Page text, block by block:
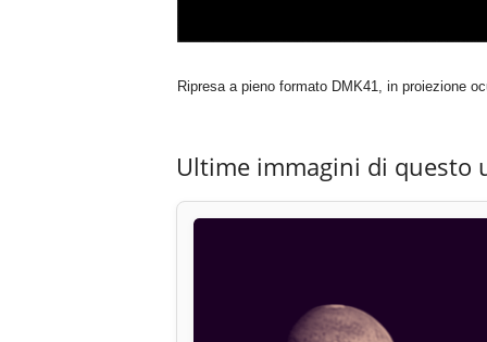
Ripresa a pieno formato DMK41, in proiezione
Ultime immagini di questo